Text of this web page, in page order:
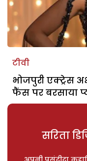
टीवी
भोजपुरी एक्ट्रेस
फैंस पर बरसाया
सरिता